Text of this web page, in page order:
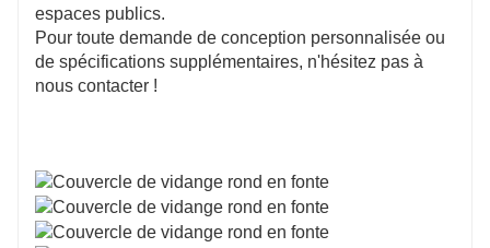
espaces publics.
Pour toute demande de conception personnalisée ou
de spécifications supplémentaires, n'hésitez pas à
nous contacter !